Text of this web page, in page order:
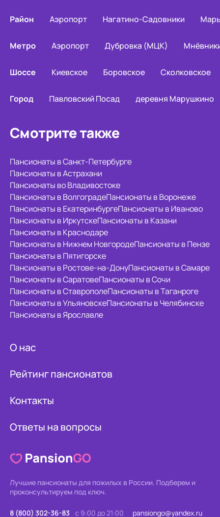
Район Аэропорт Нагатино-Садовники
Метро Аэропорт Дубровка (МЦК)
Шоссе Киевское Боровское Сколковское
Город Павловский Посад деревня Марушкино
Смотрите также
Пансионаты в Санкт-Петербурге
Пансионаты в Астрахани
Пансионаты во Владивостоке
Пансионаты в ВолгоградеПансионаты в Воронеже
Пансионаты в ЕкатеринбургеПансионаты в Иваново
Пансионаты в ИркутскеПансионаты в Казани
Пансионаты в Краснодаре
Пансионаты в Нижнем НовгородеПансионаты в Пензе
Пансионаты в Пятигорске
Пансионаты в Ростове-на-ДонуПансионаты в Самаре
Пансионаты в СаратовеПансионаты в Сочи
Пансионаты в СтаврополеПансионаты в Таганроге
Пансионаты в УльяновскеПансионаты в Челябинске
Пансионаты в Ярославле
О нас
Рейтинг пансионатов
Контакты
Ответы на вопросы
Лучшие пансионаты для пожилых в России. Подберем и
проконсультируем под ключ.
8 (800) 302-36-83 с 9:00 до 21:00 pansiongo@yandex.ru